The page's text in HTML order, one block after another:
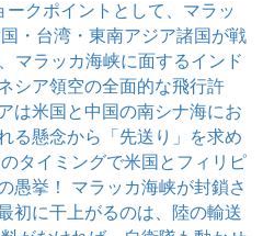
クポイントとして、マラッ
・台湾・東南アジア諸国が戦
マラッカ海峡に面するインド
シア領空の全面的な飛行許
は米国と中国の南シナ海にお
る懸念から「先送り」を求め
タイミングで米国とフィリピ
愚挙！ マラッカ海峡が封鎖さ
初に干上がるのは、陸の輸送